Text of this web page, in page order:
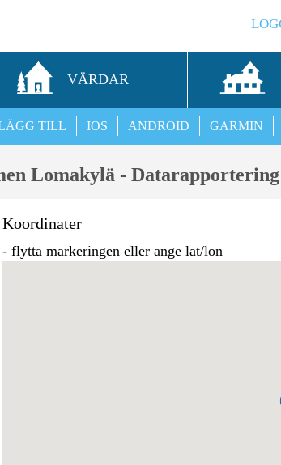
VÄRDAR
GARMIN
ANDROID
IOS
TILL
Lomakylä - Datarapportering
Koordinater
- flytta markeringen eller ange lat/lon